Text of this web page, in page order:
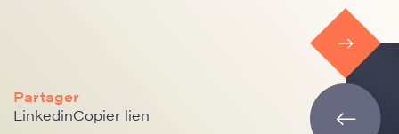
Partager
LinkedinCopier lien